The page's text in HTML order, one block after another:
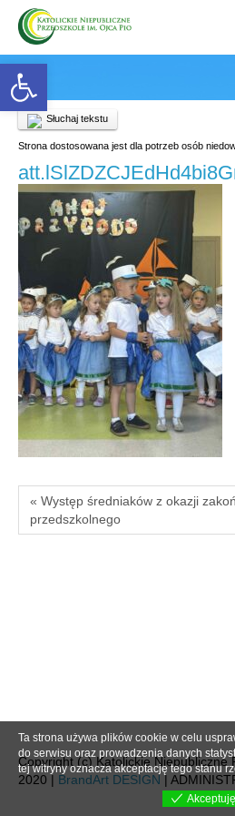
Open toolbar
Słuchaj tekstu
Strona dostosowana jest dla potrzeb osób
« Występ średniaków z okazji
przedszkolnego
Copyright (c) Katolickie Niepubliczne
2020 | BrandArt DESIGN |
Ta strona używa plików cookie w celu
do serwisu oraz prowadzenia danych
tej witryny oznacza akceptację tego stanu
Akceptuję